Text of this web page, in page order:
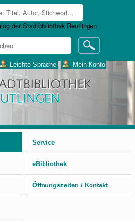
___Leichte Sprache ___Mein Konto
Service
eBibliothek
Öffnungszeiten / Kontakt